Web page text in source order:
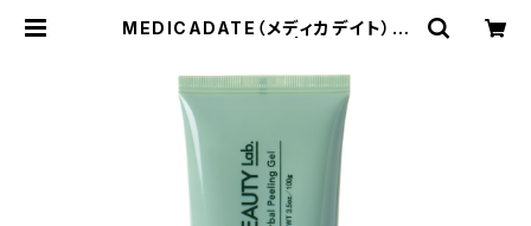
MEDICADATE（メディカデイト）ハ